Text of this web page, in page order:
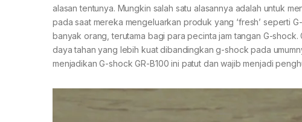
alasan tentunya. Mungkin salah satu alasannya adalah untuk
pada saat mereka mengeluarkan produk yang ‘fresh’ seperti
banyak orang, terutama bagi para pecinta jam tangan G-
daya tahan yang lebih kuat dibandingkan g-shock pada
menjadikan G-shock GR-B100 ini patut dan wajib menjadi